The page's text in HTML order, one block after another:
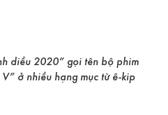
diều 2020” gọi tên bộ phim
ở nhiều hạng mục từ ê-kip